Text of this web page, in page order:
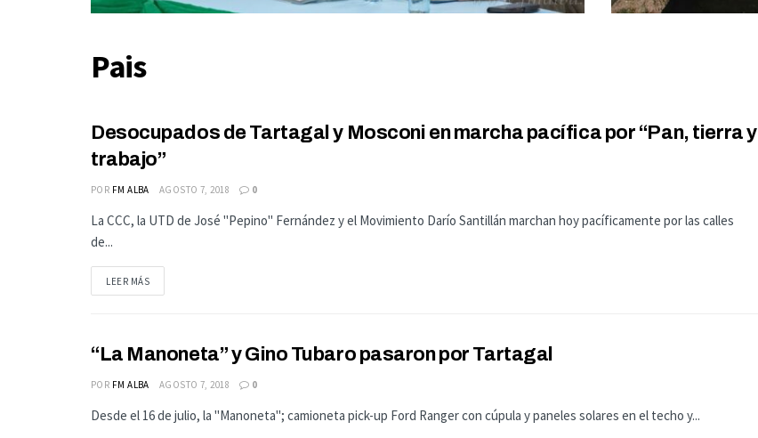
Pais
ACTUALIDAD
Desocupados de Tartagal y Mosconi en marcha pacífica por “Pan, tierra y
trabajo”
POR FM ALBA AGOSTO 7, 2018 0
La CCC, la UTD de José "Pepino" Fernández y el Movimiento Darío Santillán marchan hoy pacíficamente por las calles
de...
LEER MÁS
PAIS
“La Manoneta” y Gino Tubaro pasaron por Tartagal
POR FM ALBA AGOSTO 7, 2018 0
Desde el 16 de julio, la "Manoneta"; camioneta pick-up Ford Ranger con cúpula y paneles solares en el techo y...